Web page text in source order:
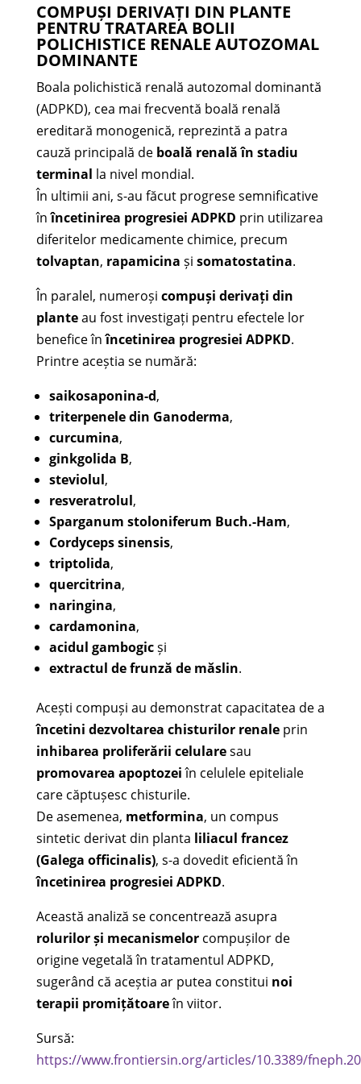
COMPUȘI DERIVAȚI DIN PLANTE
PENTRU TRATAREA BOLII
POLICHISTICE RENALE AUTOZOMAL
DOMINANTE
Boala polichistică renală autozomal dominantă
(ADPKD), cea mai frecventă boală renală
ereditară monogenică, reprezintă a patra
cauză principală de boală renală în stadiu
terminal la nivel mondial.
În ultimii ani, s-au făcut progrese semnificative
înîncetinirea progresiei ADPKD prin utilizarea
diferitelor medicamente chimice, precum
tolvaptan, rapamicina și somatostatina.
În paralel, numeroși compuși derivați din
planteau fost investigați pentru efectele lor
benefice înîncetinirea progresiei ADPKD.
Printre aceștia se numără:
saikosaponina-d,
triterpenele din Ganoderma,
curcumina,
ginkgolida B,
steviolul,
resveratrolul,
Sparganum stoloniferum Buch.-Ham,
Cordyceps sinensis,
triptolida,
quercitrina,
naringina,
cardamonina,
acidul gambogicși
extractul de frunză de măslin.
Acești compuși au demonstrat capacitatea de a
încetini dezvoltarea chisturilor renaleprin
inhibarea proliferării celularesau
promovarea apoptozeiîn celulele epiteliale
care căptușesc chisturile.
De asemenea, metformina, un compus
sintetic derivat din planta liliacul francez
(Galega officinalis), s-a dovedit eficientă în
încetinirea progresiei ADPKD.
Această analiză se concentrează asupra
rolurilor și mecanismelorcompușilor de
origine vegetală în tratamentul ADPKD,
sugerând că aceștia ar putea constitui noi
terapii promițătoareîn viitor.
Sursă:
https://www.frontiersin.org/articles/10.3389/